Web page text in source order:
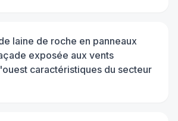
laine de roche en panneaux
exposée aux vents
caractéristiques du secteur